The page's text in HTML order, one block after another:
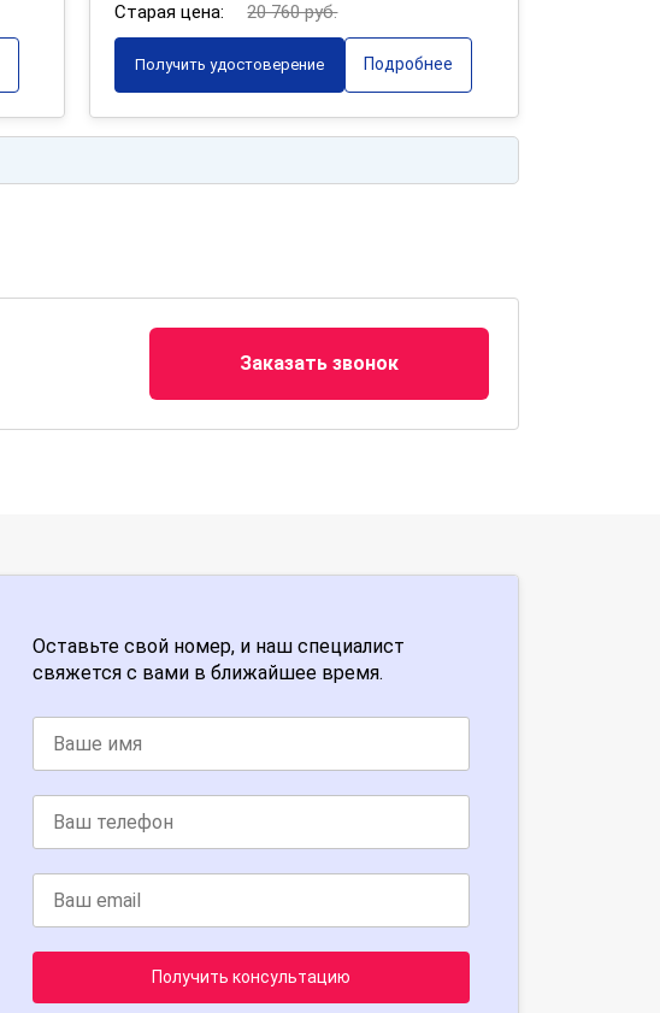
Старая цена:
20 760 руб.
Получить удостоверение Подробнее
Заказать звонок
Оставьте свой номер, и наш специалист
свяжется с вами в ближайшее время.
Получить консультацию